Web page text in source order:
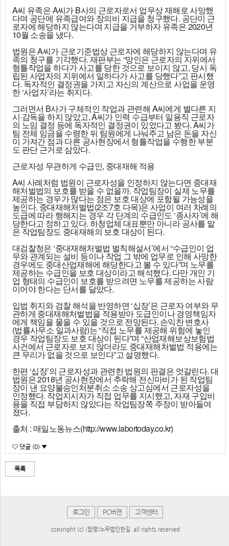
A씨 유족은 A씨가 B사의 근로자로서 업무상 재해로 사망했
다며 공단에 유족급여와 장의비 지급을 청구했다. 공단이 근
로자에 해당하지 않는다며 지급을 거부하자 유족은 2020년
10월 소송을 냈다.
법원은 A씨가 근로기준법상 근로자에 해당하지 않는다며 유
족의 청구를 기각했다. 재판부는 “망인은 근로자의 지위에서
형틀작업을 하다가 사고를 당한 것으로 보이지 않고, 당시 독
립된 사업자의 지위에서 일하다가 사고를 당했다”고 판시했
다. 독자적인 결정권을 가지고 자신의 계산으로 사업을 운영
한 ‘사업자’라는 취지다.
그러면서 B사가 구체적인 작업과 관련해 A씨에게 별다른 지
시·감독을 하지 않았고, A씨가 인력 수급부터 일용직 근로자
의 노임 결정 등에 독자적인 결정권이 있었다고 봤다. A씨가
팀 전체 임금을 수령한 뒤 팀원에게 나눠주고 남은 돈을 자신
이 가져간 점과 다른 공사현장에서 형틀작업을 수행한 부분
도 판단 근거로 삼았다.
근로자성 무관하게 수급인, 중대재해 적용
A씨 사례처럼 법원이 근로자성을 인정하지 않는다면 중대재
해처벌법의 보호를 받을 수 없을까. 작업팀장이 실제 노무를
제공하는 경우가 많다는 점은 보호 대상에 포함될 가능성을
높인다. 중대재해처벌법(2조7호 다목)은 사업이 여러 차례의
도급에 따라 행해지는 경우 각 단계의 수급인도 ‘종사자’에 해
당한다고 정하고 있다. 하청업체 대표뿐만 아니라 공사를 맡
은 작업팀장도 중대재해의 보호 대상이 된다.
대검찰청은 ‘중대재해처벌법 벌칙해설서’에서 “수급인이 업
무와 관계되는 설비 등이나 작업 그 밖에 업무로 인해 사망한
경우에도 중대산업재해에 해당한다고 볼 수 있다”며 노무를
제공하는 수급인을 보호 대상이라고 해석했다. 다만 개인 기
업 형태의 수급인이 보호를 받으려면 노무를 제공하는 사람
이어야 한다는 단서를 달았다.
입법 취지와 검찰 해석을 반영하면 ‘십장’은 근로자 여부와 무
관하게 중대재해처벌법을 적용받아 도급인이나 경영책임자
에게 책임을 물을 수 있을 것으로 전망된다. 손익찬 변호사
(법률사무소 일과사람)는 “직접 노무를 제공해 위험에 놓인
경우 작업팀장도 보호 대상이 된다”며 “산업재해보상보험법
사건에서 근로자로 보지 않더라도 중대재해처벌법 적용에는
큰 무리가 없을 것으로 보인다”고 설명했다.
한편 ‘십장’의 근로자성과 관련한 법원의 판결은 엇갈린다. 대
법원은 2018년 공사현장에서 추락해 전신마비가 된 작업팀
장이 낸 요양불승인처분취소 소송 상고심에서 근로자성을
인정했다. 작업지시자가 직접 업무를 지시했고, 자재 구입비
용을 직접 부담하지 않았다는 작업팀장쪽 주장이 받아들여
졌다.
출처 : 매일노동뉴스(http://www.labortoday.co.kr)
댓글 (0) ▼
목록
로그인 PC버젼 고객센터
copyright (c) (합명)노무법인한길. all rights reserved